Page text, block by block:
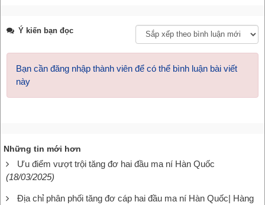
Ý kiến bạn đọc
Bạn cần đăng nhập thành viên để có thể bình luận bài viết
này
Những tin mới hơn
Ưu điểm vượt trội tăng đơ hai đầu ma ní Hàn Quốc
(18/03/2025)
Địa chỉ phân phối tăng đơ cáp hai đầu ma ní Hàn Quốc| Hàng